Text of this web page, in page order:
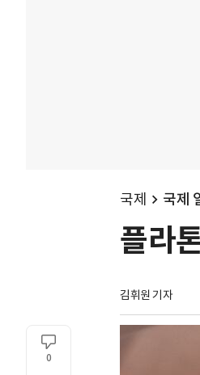
국제 국제
플라
김휘원 기자
0